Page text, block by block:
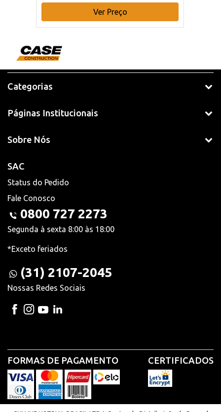
Ver Preço
Categorias
Páginas Institucionais
Sobre Nós
SAC
Status do Pedido
Fale Conosco
0800 727 2273
Segunda à sexta 8:00 às 18:00
*Exceto feriados
(31) 2107-2045
Nossas Redes Sociais
FORMAS DE PAGAMENTO CERTIFICADOS